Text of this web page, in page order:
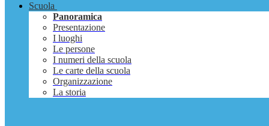
Scuola
Panoramica
Presentazione
I luoghi
Le persone
I numeri della scuola
Le carte della scuola
Organizzazione
La storia